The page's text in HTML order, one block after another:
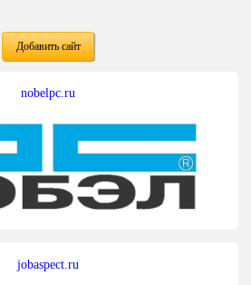
Добавить сайт
nobelpc.ru
jobaspect.ru